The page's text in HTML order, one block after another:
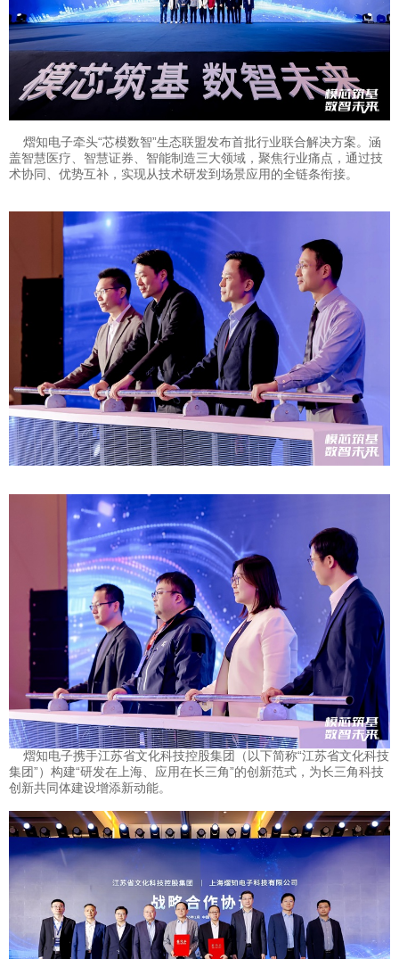
熠知电子牵头“芯模数智”生态联盟发布首批行业联合解决方案。涵
盖智慧医疗、智慧证券、智能制造三大领域，聚焦行业痛点，通过技
术协同、优势互补，实现从技术研发到场景应用的全链条衔接。
熠知电子携手江苏省文化科技控股集团（以下简称“江苏省文化科技
集团”）构建“研发在上海、应用在长三角”的创新范式，为长三角科技
创新共同体建设增添新动能。